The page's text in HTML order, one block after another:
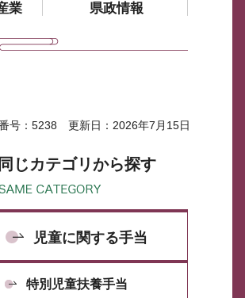
業 県政情報
号：5238 更新日：2026年7月15日
同じカテゴリから探す
児童に関する手当
特別児童扶養手当